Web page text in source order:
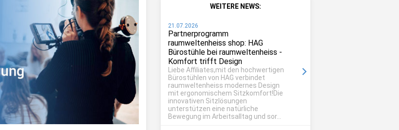
WEITERE NEWS:
21.07.2026
Partnerprogramm
raumweltenheiss shop: HAG
Bürostühle bei raumweltenheiss -
Komfort trifft Design
Liebe Affiliates,mit den hochwertigen
Bürostühlen von HAG verbindet
raumweltenheiss modernes Design
mit ergonomischem Sitzkomfort!Die
innovativen Sitzlösungen
unterstützen eine natürliche
Bewegung im Arbeitsalltag und sor...